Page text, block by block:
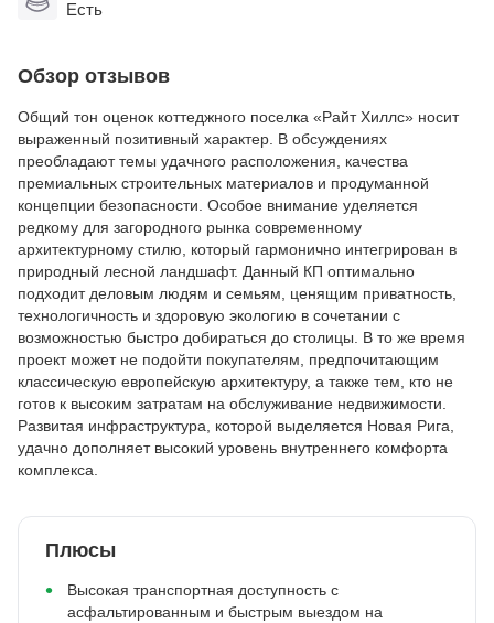
Есть
Обзор отзывов
Общий тон оценок коттеджного поселка «Райт Хиллс» носит
выраженный позитивный характер. В обсуждениях
преобладают темы удачного расположения, качества
премиальных строительных материалов и продуманной
концепции безопасности. Особое внимание уделяется
редкому для загородного рынка современному
архитектурному стилю, который гармонично интегрирован в
природный лесной ландшафт. Данный КП оптимально
подходит деловым людям и семьям, ценящим приватность,
технологичность и здоровую экологию в сочетании с
возможностью быстро добираться до столицы. В то же время
проект может не подойти покупателям, предпочитающим
классическую европейскую архитектуру, а также тем, кто не
готов к высоким затратам на обслуживание недвижимости.
Развитая инфраструктура, которой выделяется Новая Рига,
удачно дополняет высокий уровень внутреннего комфорта
комплекса.
Плюсы
Высокая транспортная доступность с
асфальтированным и быстрым выездом на